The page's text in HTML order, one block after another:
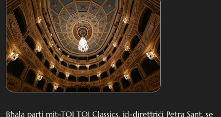
Bħala parti mit-TOI TOI Classics, id-direttriċi Petra Sant, se